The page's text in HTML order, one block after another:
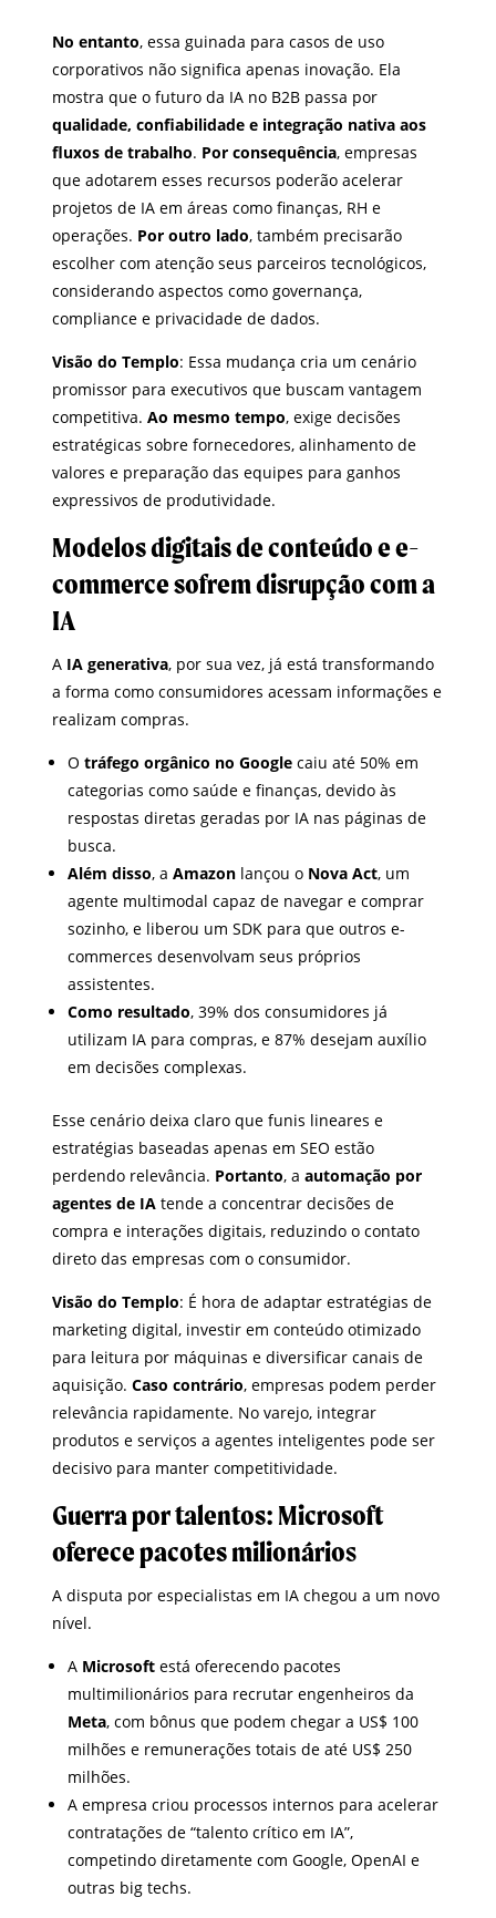
No entanto, essa guinada para casos de uso
corporativos não significa apenas inovação. Ela
mostra que o futuro da IA no B2B passa por
qualidade, confiabilidade e integração nativa aos
fluxos de trabalho. Por consequência, empresas
que adotarem esses recursos poderão acelerar
projetos de IA em áreas como finanças, RH e
operações. Por outro lado, também precisarão
escolher com atenção seus parceiros tecnológicos,
considerando aspectos como governança,
compliance e privacidade de dados.
Visão do Templo: Essa mudança cria um cenário
promissor para executivos que buscam vantagem
competitiva.Ao mesmo tempo, exige decisões
estratégicas sobre fornecedores, alinhamento de
valores e preparação das equipes para ganhos
expressivos de produtividade.
Modelos digitais de conteúdo e e-
commerce sofrem disrupção com a
IA
A IA generativa, por sua vez, já está transformando
a forma como consumidores acessam informações e
realizam compras.
Otráfego orgânico no Google caiu até 50% em
categorias como saúde e finanças, devido às
respostas diretas geradas por IA nas páginas de
busca.
Além disso, aAmazon lançou o Nova Act, um
agente multimodal capaz de navegar e comprar
sozinho, e liberou um SDK para que outros e-
commerces desenvolvam seus próprios
assistentes.
Como resultado, 39% dos consumidores já
utilizam IA para compras, e 87% desejam auxílio
em decisões complexas.
Esse cenário deixa claro que funis lineares e
estratégias baseadas apenas em SEO estão
perdendo relevância. Portanto, aautomação por
agentes de IA tende a concentrar decisões de
compra e interações digitais, reduzindo o contato
direto das empresas com o consumidor.
Visão do Templo: É hora de adaptar estratégias de
marketing digital, investir em conteúdo otimizado
para leitura por máquinas e diversificar canais de
aquisição.Caso contrário, empresas podem perder
relevância rapidamente. No varejo, integrar
produtos e serviços a agentes inteligentes pode ser
decisivo para manter competitividade.
Guerra por talentos: Microsoft
oferece pacotes milionários
A disputa por especialistas em IA chegou a um novo
nível.
A Microsoft está oferecendo pacotes
multimilionários para recrutar engenheiros da
Meta, com bônus que podem chegar a US$ 100
milhões e remunerações totais de até US$ 250
milhões.
A empresa criou processos internos para acelerar
contratações de “talento crítico em IA”,
competindo diretamente com Google, OpenAI e
outras big techs.